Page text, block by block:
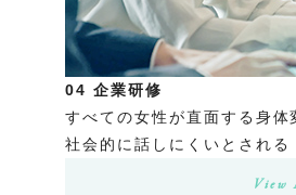
04 企業研修
すべての女性が直面する身
社会的に話しにくいとされる
View